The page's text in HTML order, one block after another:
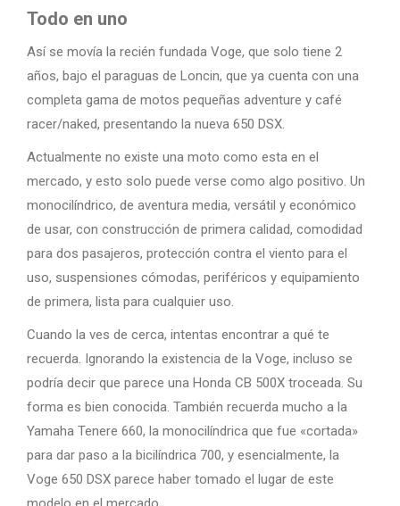
Todo en uno
Así se movía la recién fundada Voge, que solo tiene 2
años, bajo el paraguas de Loncin, que ya cuenta con una
completa gama de motos pequeñas adventure y café
racer/naked, presentando la nueva 650 DSX.
Actualmente no existe una moto como esta en el
mercado, y esto solo puede verse como algo positivo. Un
monocilíndrico, de aventura media, versátil y económico
de usar, con construcción de primera calidad, comodidad
para dos pasajeros, protección contra el viento para el
uso, suspensiones cómodas, periféricos y equipamiento
de primera, lista para cualquier uso.
Cuando la ves de cerca, intentas encontrar a qué te
recuerda. Ignorando la existencia de la Voge, incluso se
podría decir que parece una Honda CB 500X troceada. Su
forma es bien conocida. También recuerda mucho a la
Yamaha Tenere 660, la monocilíndrica que fue «cortada»
para dar paso a la bicilíndrica 700, y esencialmente, la
Voge 650 DSX parece haber tomado el lugar de este